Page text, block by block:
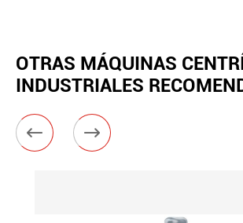
OTRAS MÁQUINAS
INDUSTRIALES
 